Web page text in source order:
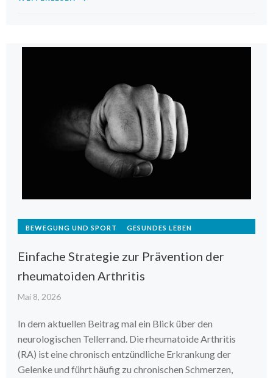
BEWEGUNG UND SPORT GESUNDES LEBEN
Einfache Strategie zur Prävention der
rheumatoiden Arthritis
Mai 8, 2026
In dem aktuellen Beitrag mal ein Blick über den
neurologischen Tellerrand. Die rheumatoide Arthritis
(RA) ist eine chronisch entzündliche Erkrankung der
Gelenke und führt häufig zu chronischen Schmerzen,